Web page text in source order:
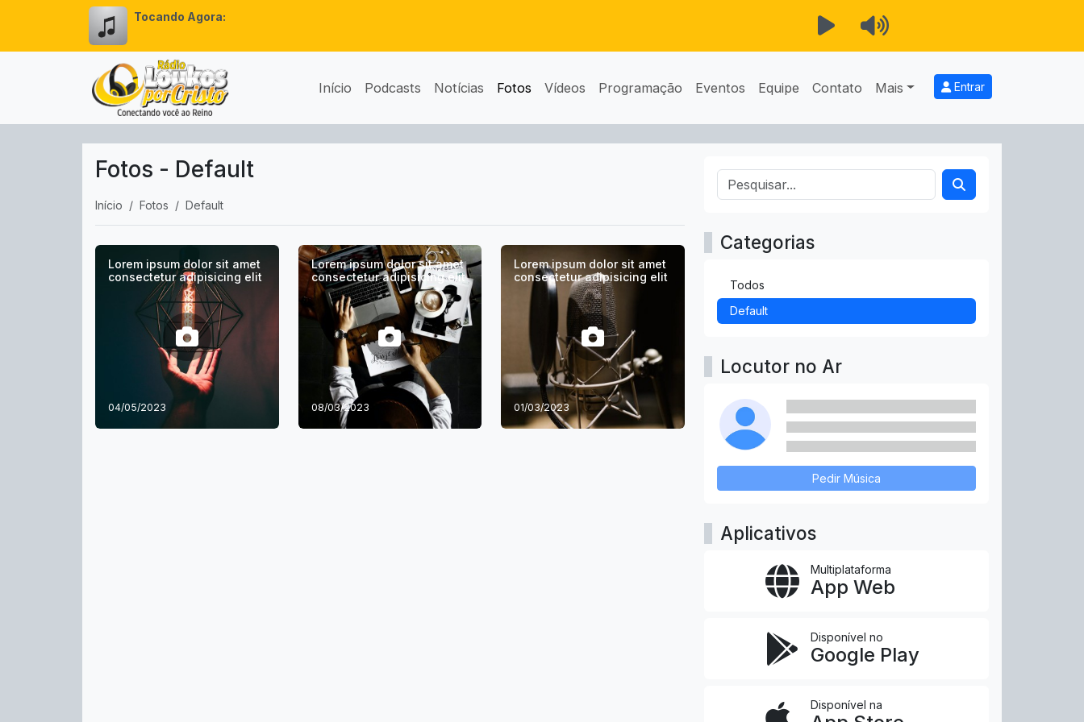
Tocando Agora:
Início Podcasts Notícias Fotos Vídeos Programação Eventos Equipe Contato Mais Entrar
Fotos - Default
Início Fotos Default
Lorem ipsum dolor sit amet
consectetur adipisicing elit
04/05/2023
Lorem ipsum dolor sit amet
consectetur adipisicing elit
08/03/2023
Lorem ipsum dolor sit amet
consectetur adipisicing elit
01/03/2023
Categorias
Todos
Default
Locutor no Ar
Pedir Música
Aplicativos
Multiplataforma
App Web
Disponível no
Google Play
Disponível na